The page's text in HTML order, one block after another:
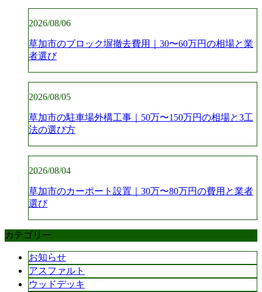
2026/08/06
草加市のブロック塀撤去費用｜30〜60万円の相場と業
者選び
2026/08/05
草加市の駐車場外構工事｜50万〜150万円の相場と3工
法の選び方
2026/08/04
草加市のカーポート設置｜30万〜80万円の費用と業者
選び
カテゴリー
お知らせ
アスファルト
ウッドデッキ